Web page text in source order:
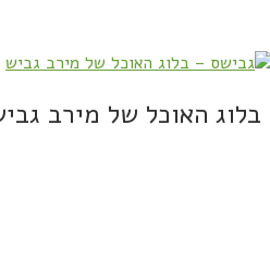
בלוג האוכל של מירב